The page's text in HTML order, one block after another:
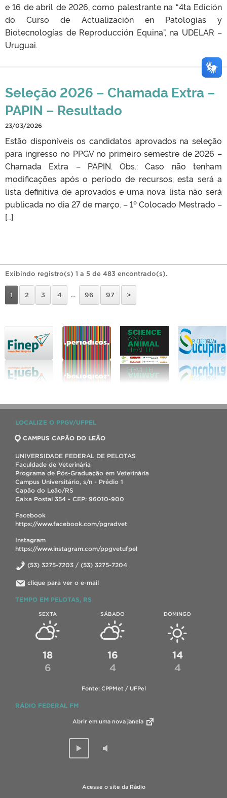
e 16 de abril de 2026, como palestrante na “4ta Edición
do Curso de Actualización en Patologías y
Biotecnologías de Reproducción Equina”, na UDELAR –
Uruguai.
Seleção 2026 – Chamada Extra –
PAPIN – Resultado
23/03/2026
Estão disponíveis os candidatos aprovados na seleção
para ingresso no PPGV no primeiro semestre de 2026 –
Chamada Extra – PAPIN. Obs.: Caso não tenham
modificações após o período de recursos, esta será a
lista definitiva de aprovados e uma nova lista não será
publicada no dia 27 de março. – 1º Colocado Mestrado –
[…]
Exibindo registro(s) 1 a 5 de 483 encontrado(s).
1 2 3 4 … 96 97 >
LOCALIZE O PPGV/UFPEL
CAMPUS CAPÃO DO LEÃO
UNIVERSIDADE FEDERAL DE PELOTAS
Faculdade de Veterinária
Programa de Pós-Graduação em Veterinária
Campus Universitário, s/n - Prédio 1
Capão do Leão/RS
Caixa Postal 354 - CEP: 96010-900
Facebook
https://www.facebook.com/pgradvet
Instagram
https://www.instagram.com/ppgvetufpel
(53) 3275-7203 / (53) 3275-7204
clique para ver o e-mail
TEMPO EM PELOTAS, RS
SEXTA
18
6
SÁBADO
16
4
DOMINGO
14
4
Fonte: CPPMet / UFPel
RÁDIO FEDERAL FM
Abrir em uma nova janela
Acesse o site da Rádio